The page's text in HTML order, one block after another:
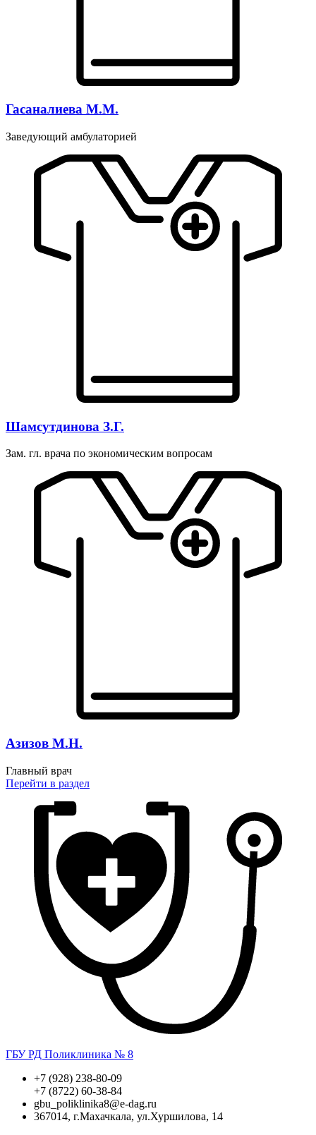
Гасаналиева М.М.
Заведующий амбулаторией
Шамсутдинова З.Г.
Зам. гл. врача по экономическим вопросам
Азизов М.Н.
Главный врач
Перейти в раздел
ГБУ РД Поликлиника № 8
+7 (928) 238-80-09
+7 (8722) 60-38-84
gbu_poliklinika8@e-dag.ru
367014, г.Махачкала, ул.Хуршилова, 14